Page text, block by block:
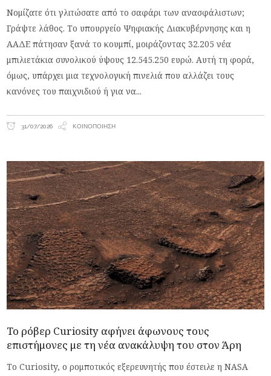
Νομίζατε ότι γλιτώσατε από το σαφάρι των ανασφάλιστων;
Γράψτε λάθος. Το υπουργείο Ψηφιακής Διακυβέρνησης και η
ΑΑΔΕ πάτησαν ξανά το κουμπί, μοιράζοντας 32.205 νέα
μπιλιετάκια συνολικού ύψους 12.545.250 ευρώ. Αυτή τη φορά,
όμως, υπάρχει μια τεχνολογική πινελιά που αλλάζει τους
κανόνες του παιχνιδιού ή για να
31/07/2026 ΚΟΙΝΟΠΟΊΗΣΗ
To ρόβερ Curiosity αφήνει άφωνους τους
επιστήμονες με τη νέα ανακάλυψη του στον Άρη
Το Curiosity, ο ρομποτικός εξερευνητής που έστειλε η NASA